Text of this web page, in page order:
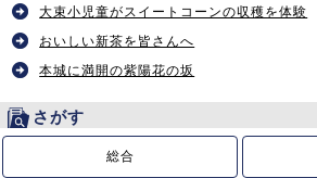
大束小児童がスイートコーンの収穫を体験
おいしい新茶を皆さんへ
本城に満開の紫陽花の坂
さがす
総合